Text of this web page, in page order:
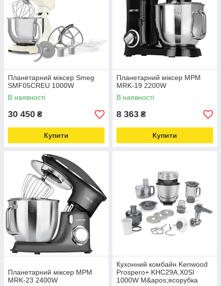
Планетарний міксер Smeg
SMF05CREU 1000W
В наявності
30 450 ₴
Купити
Планетарний міксер MPM
MRK-19 2200W
В наявності
8 363 ₴
Купити
Планетарний міксер MPM
MRK-23 2400W
Кухонний комбайн Kenwood
Prospero+ KHC29A.X0SI
1000W М&apos;ясорубка